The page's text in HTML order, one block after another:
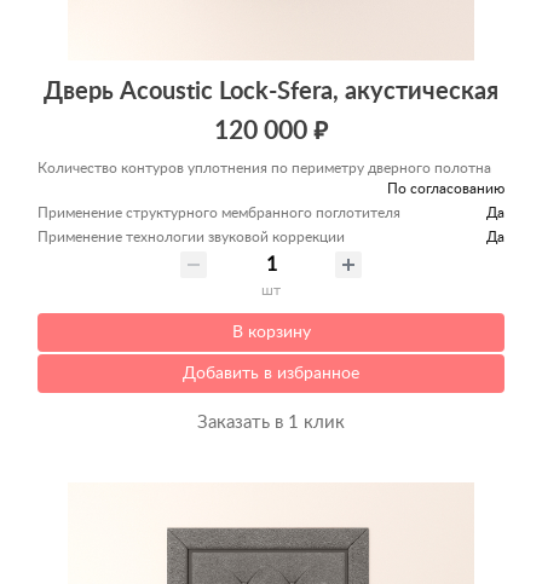
Дверь Acoustic Lock-Sfera, акустическая
120 000 ₽
Количество контуров уплотнения по периметру дверного полотна
По согласованию
Применение структурного мембранного поглотителя
Да
Применение технологии звуковой коррекции
Да
шт
В корзину
Добавить в избранное
Заказать в 1 клик